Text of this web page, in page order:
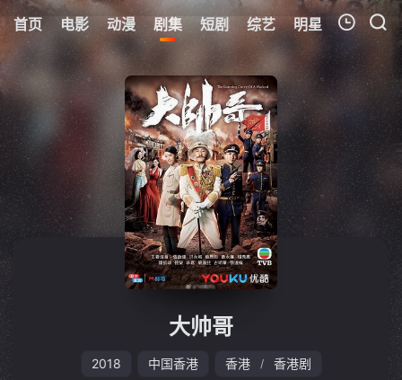
首页 电影 动漫 剧集 短剧 综艺 明星 周表
我的观影记录
暂无观看影片的记录
大帅哥
2018 中国香港 香港 / 香港剧